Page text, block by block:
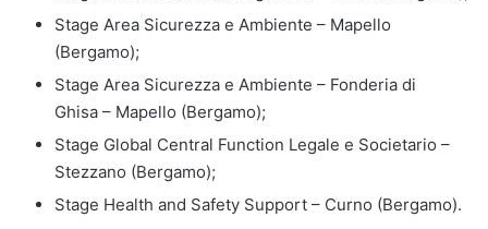
Stage Area Sicurezza e Ambiente – Mapello
(Bergamo);
Stage Area Sicurezza e Ambiente – Fonderia di
Ghisa – Mapello (Bergamo);
Stage Global Central Function Legale e Societario –
Stezzano (Bergamo);
Stage Health and Safety Support – Curno (Bergamo).